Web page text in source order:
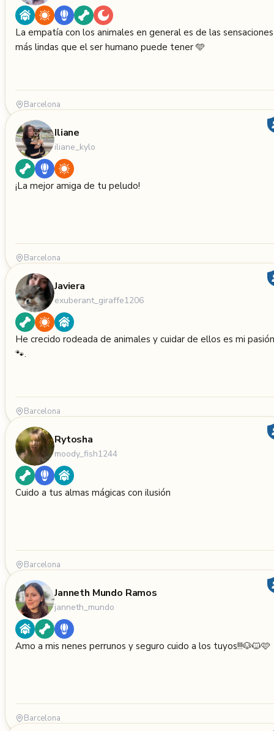
La empatía con los animales en general es de las sensaciones
más lindas que el ser humano puede tener 🩵
Barcelona
Iliane
iliane_kylo
¡La mejor amiga de tu peludo!
Barcelona
Javiera
exuberant_giraffe1206
He crecido rodeada de animales y cuidar de ellos es mi pasión
🐾.
Barcelona
Rytosha
moody_fish1244
Cuido a tus almas mágicas con ilusión
Barcelona
Janneth Mundo Ramos
janneth_mundo
Amo a mis nenes perrunos y seguro cuido a los tuyos!!!🐶🐱🩷
Barcelona